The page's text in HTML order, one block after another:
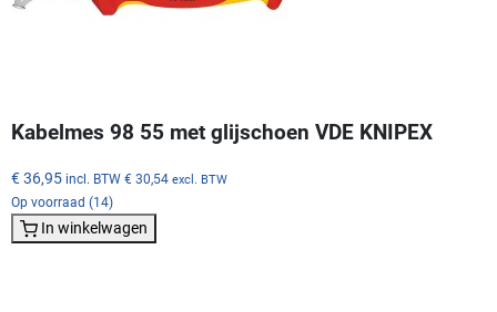
Kabelmes 98 55 met glijschoen VDE KNIPEX
€ 36,95 incl. BTW € 30,54 excl. BTW
Op voorraad (14)
In winkelwagen